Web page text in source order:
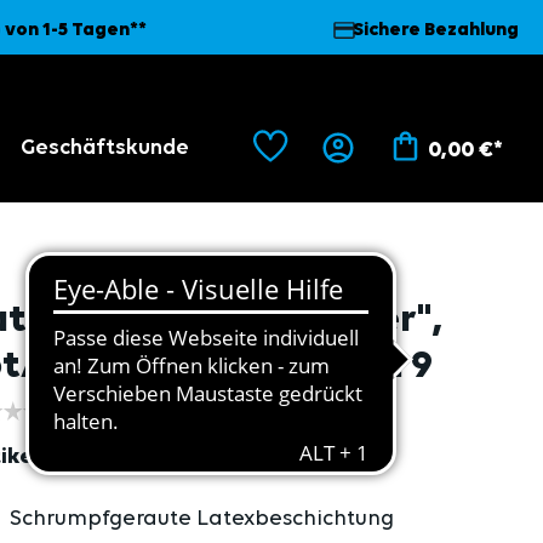
1-5 Tagen** Sichere Bezahlung
Geschäftskunde 0,00 €*
Handschuh, "Super",
schwarz, Strickbund 9
Schrumpfgeraute Latexbeschichtung